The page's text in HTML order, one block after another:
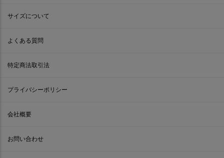
サイズについて
よくある質問
特定商法取引法
プライバシーポリシー
会社概要
お問い合わせ